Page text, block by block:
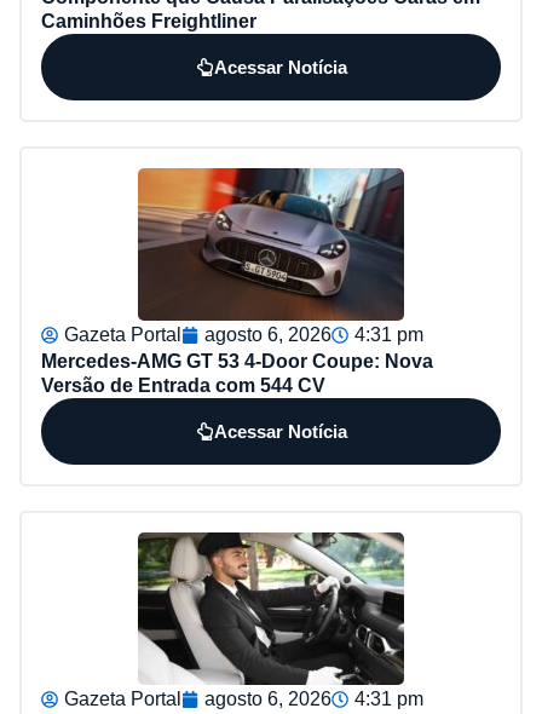
Caminhões Freightliner
Acessar Notícia
Gazeta Portal agosto 6, 2026
4:31 pm
Mercedes-AMG GT 53 4-Door Coupe: Nova
Versão de Entrada com 544 CV
Acessar Notícia
Gazeta Portal agosto 6, 2026
4:31 pm